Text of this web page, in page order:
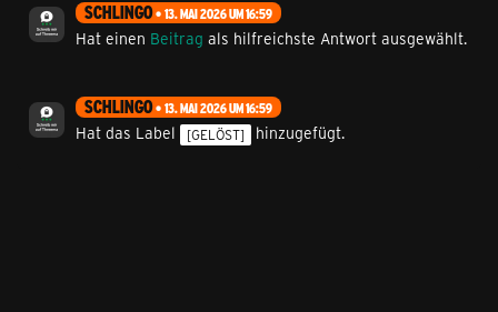
SCHLINGO 13. MAI 2026 UM 16:59
Hat einen Beitrag als hilfreichste Antwort ausgewählt.
SCHLINGO 13. MAI 2026 UM 16:59
Hat das Label [GELÖST] hinzugefügt.